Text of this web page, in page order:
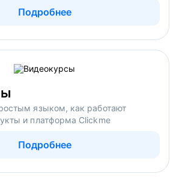
Подробнее
языком, как работают
и платформа Clickme
Подробнее